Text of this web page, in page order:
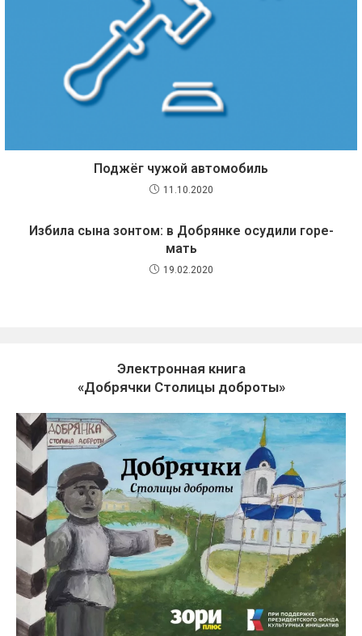
Поджёг чужой автомобиль
11.10.2020
Избила сына зонтом: в Добрянке осудили горе-
мать
19.02.2020
Электронная книга
«Добрячки Столицы доброты»